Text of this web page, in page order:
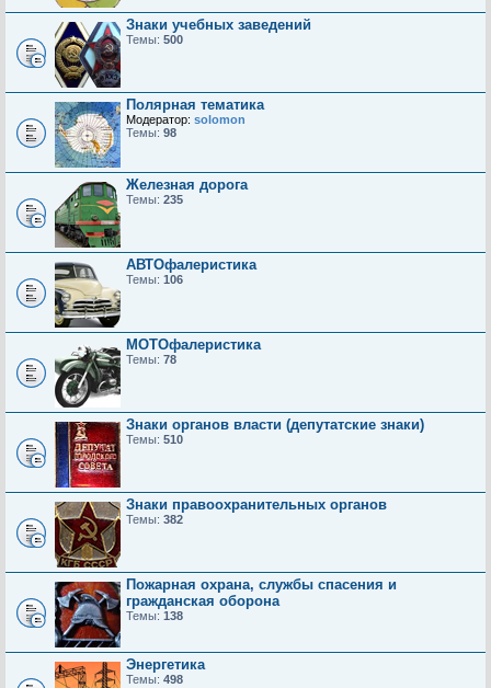
Знаки учебных заведений
Темы: 500
Полярная тематика
Модератор: solomon
Темы: 98
Железная дорога
Темы: 235
АВТОфалеристика
Темы: 106
МОТОфалеристика
Темы: 78
Знаки органов власти (депутатские знаки)
Темы: 510
Знаки правоохранительных органов
Темы: 382
Пожарная охрана, службы спасения и
гражданская оборона
Темы: 138
Энергетика
Темы: 498